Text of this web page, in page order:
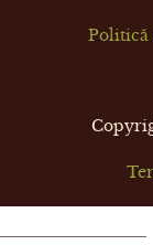
Politică